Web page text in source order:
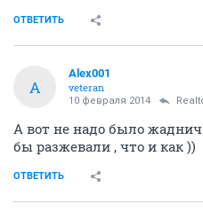
ОТВЕТИТЬ
A
Alex001
veteran
10 февраля 2014
А вот не надо было
бы разжевали , что и как ))
ОТВЕТИТЬ